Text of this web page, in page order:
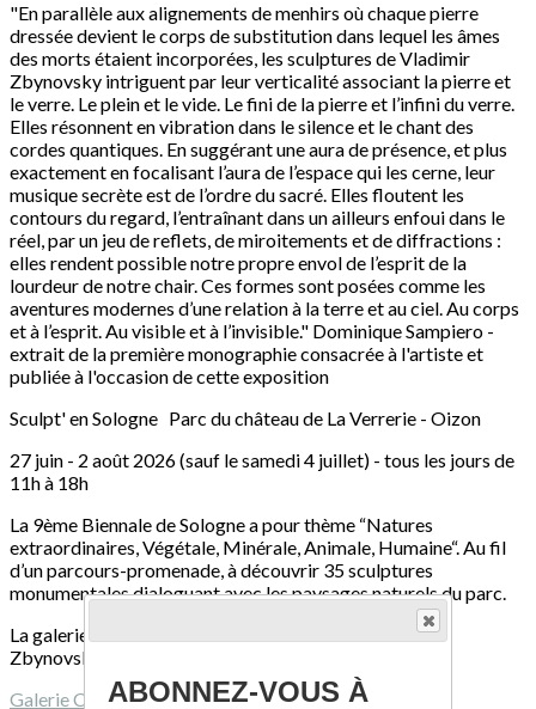
"En parallèle aux alignements de menhirs où chaque pierre
dressée devient le corps de substitution dans lequel les âmes
des morts étaient incorporées, les sculptures de Vladimir
Zbynovsky intriguent par leur verticalité associant la pierre et
le verre. Le plein et le vide. Le fini de la pierre et l’infini du verre.
Elles résonnent en vibration dans le silence et le chant des
cordes quantiques. En suggérant une aura de présence, et plus
exactement en focalisant l’aura de l’espace qui les cerne, leur
musique secrète est de l’ordre du sacré. Elles floutent les
contours du regard, l’entraînant dans un ailleurs enfoui dans le
réel, par un jeu de reflets, de miroitements et de diffractions :
elles rendent possible notre propre envol de l’esprit de la
lourdeur de notre chair. Ces formes sont posées comme les
aventures modernes d’une relation à la terre et au ciel. Au corps
et à l’esprit. Au visible et à l’invisible." Dominique Sampiero -
extrait de la première monographie consacrée à l'artiste et
publiée à l'occasion de cette exposition
Sculpt' en Sologne Parc du château de La Verrerie - Oizon
27 juin - 2 août 2026 (sauf le samedi 4 juillet) - tous les jours de
11h à 18h
La 9ème Biennale de Sologne a pour thème “Natures
extraordinaires, Végétale, Minérale, Animale, Humaine“. Au fil
d’un parcours-promenade, à découvrir 35 sculptures
monumentales dialoguant avec les paysages naturels du parc.
La galerie Capazza y présente des œuvres de Vladimir
Zbynovsky et de Julien Allègre.
Galerie Capazza1 rue des Faubourgs 18330 Nancay
ABONNEZ-VOUS À